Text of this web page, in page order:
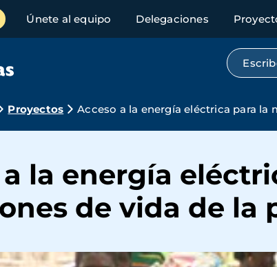
Únete al equipo Delegaciones
Proyectos Acceso a la energía eléctrica para la
la energía
de vida de la